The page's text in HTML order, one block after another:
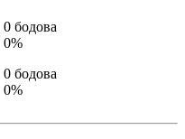
0 бодова
0%
0 бодова
0%